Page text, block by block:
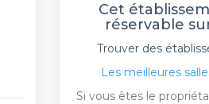
Cet
réservable
Trouver des
Les meilleures
Si vous êtes le